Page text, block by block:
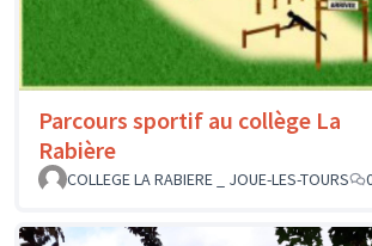
Parcours sportif au collège La
Rabière
COLLEGE LA RABIERE _ JOUE-LES-TOURS